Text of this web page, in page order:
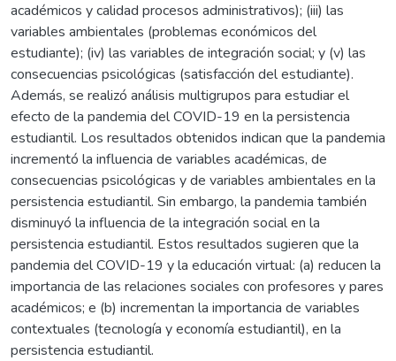
académicos y calidad procesos administrativos); (iii) las
variables ambientales (problemas económicos del
estudiante); (iv) las variables de integración social; y (v) las
consecuencias psicológicas (satisfacción del estudiante).
Además, se realizó análisis multigrupos para estudiar el
efecto de la pandemia del COVID-19 en la persistencia
estudiantil. Los resultados obtenidos indican que la pandemia
incrementó la influencia de variables académicas, de
consecuencias psicológicas y de variables ambientales en la
persistencia estudiantil. Sin embargo, la pandemia también
disminuyó la influencia de la integración social en la
persistencia estudiantil. Estos resultados sugieren que la
pandemia del COVID-19 y la educación virtual: (a) reducen la
importancia de las relaciones sociales con profesores y pares
académicos; e (b) incrementan la importancia de variables
contextuales (tecnología y economía estudiantil), en la
persistencia estudiantil.